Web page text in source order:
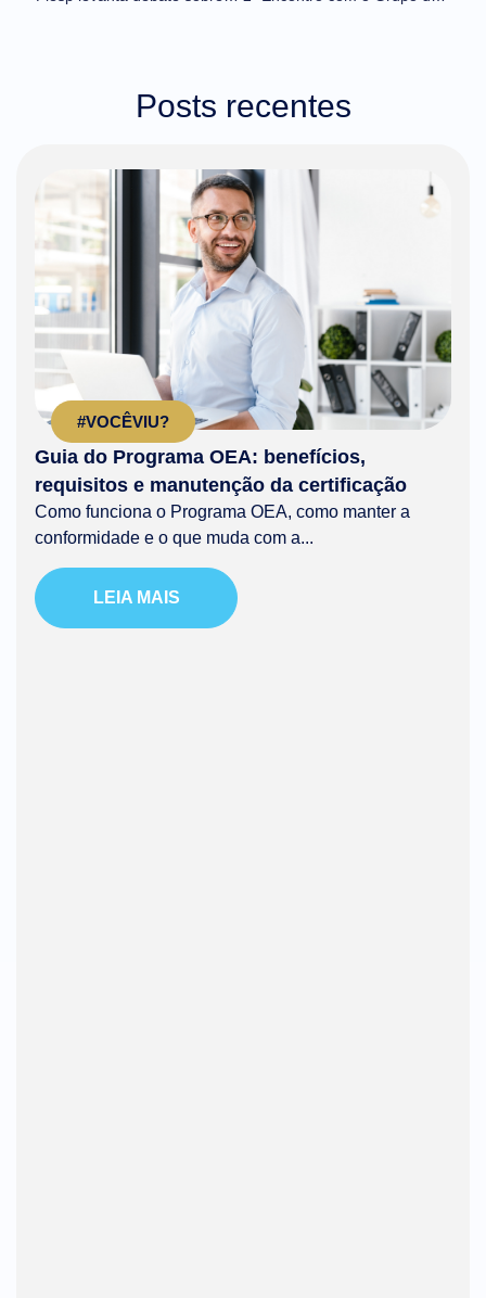
Posts recentes
#VOCÊVIU?
Guia do Programa OEA: benefícios,
requisitos e manutenção da certificação
Como funciona o Programa OEA, como manter a
conformidade e o que muda com a...
LEIA MAIS